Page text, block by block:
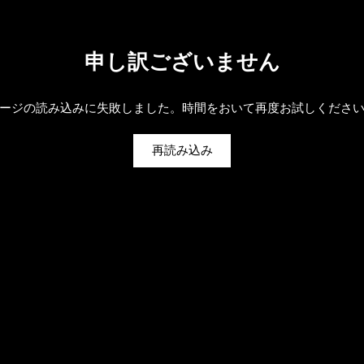
申し訳ございません
ジの読み込みに失敗しました。時間をおいて再度お試しくださ
再読み込み